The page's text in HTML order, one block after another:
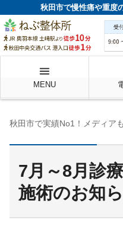
秋田市で慢性痛や重度
menu
MENU
7月～8月診
施術のお知